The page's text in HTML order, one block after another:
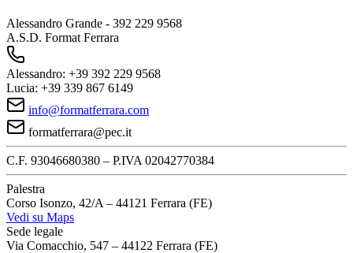
Alessandro Grande - 392 229 9568
A.S.D. Format Ferrara
Alessandro: +39 392 229 9568
Lucia: +39 339 867 6149
info@formatferrara.com
formatferrara@pec.it
C.F. 93046680380 – P.IVA 02042770384
Palestra
Corso Isonzo, 42/A – 44121 Ferrara (FE)
Vedi su Maps
Sede legale
Via Comacchio, 547 – 44122 Ferrara (FE)